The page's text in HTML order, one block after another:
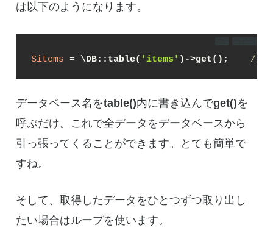
は以下のようになります。
$items = \DB::table( 'items' )->get(); // 全
データベース名をtable()内に書き込んでget()を
呼ぶだけ。これで全データをデータベースから
引っ張ってくることができます。とても簡単で
すね。
そして、取得したデータをひとつずつ取り出し
たい場合はループを使います。